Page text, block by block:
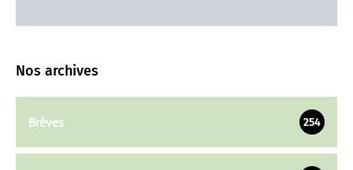
Nos archives
Brèves 254